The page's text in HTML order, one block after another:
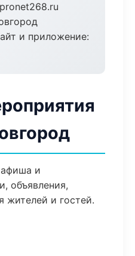
и приложение:
и
объявления,
жителей и гостей.